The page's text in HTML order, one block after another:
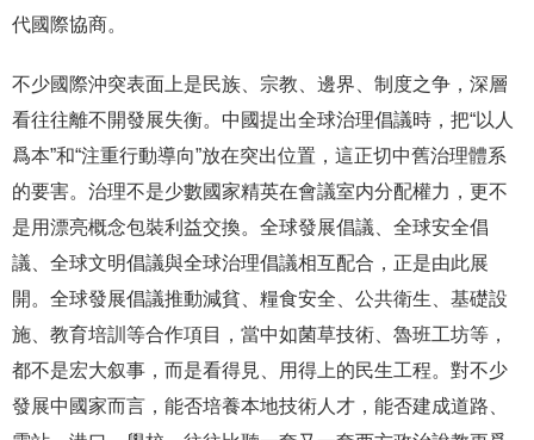
代國際協商。
不少國際沖突表面上是民族、宗教、邊界、制度之争，深層
看往往離不開發展失衡。中國提出全球治理倡議時，把“以人
爲本”和“注重行動導向”放在突出位置，這正切中舊治理體系
的要害。治理不是少數國家精英在會議室内分配權力，更不
是用漂亮概念包裝利益交換。全球發展倡議、全球安全倡
議、全球文明倡議與全球治理倡議相互配合，正是由此展
開。全球發展倡議推動減貧、糧食安全、公共衛生、基礎設
施、教育培訓等合作項目，當中如菌草技術、魯班工坊等，
都不是宏大叙事，而是看得見、用得上的民生工程。對不少
發展中國家而言，能否培養本地技術人才，能否建成道路、